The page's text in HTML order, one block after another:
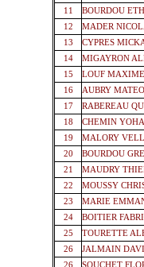
11
BOURDOU
12
MADER
13
CYPRES
14
MIGAYRON
15
LOUF MAXIME
16
AUBRY MATEO
17
RABEREAU
18
CHEMIN
19
MALORY
20
BOURDOU
21
MAUDRY
22
MOUSSY
23
MARIE
24
BOITIER
25
TOURETTE
26
JALMAIN
26
SOUCHET